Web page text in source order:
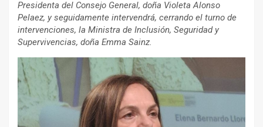
Presidenta del Consejo General, doña Violeta Alonso
Pelaez, y seguidamente intervendrá, cerrando el turno de
intervenciones, la Ministra de Inclusión, Seguridad y
Supervivencias, doña Emma Sainz.